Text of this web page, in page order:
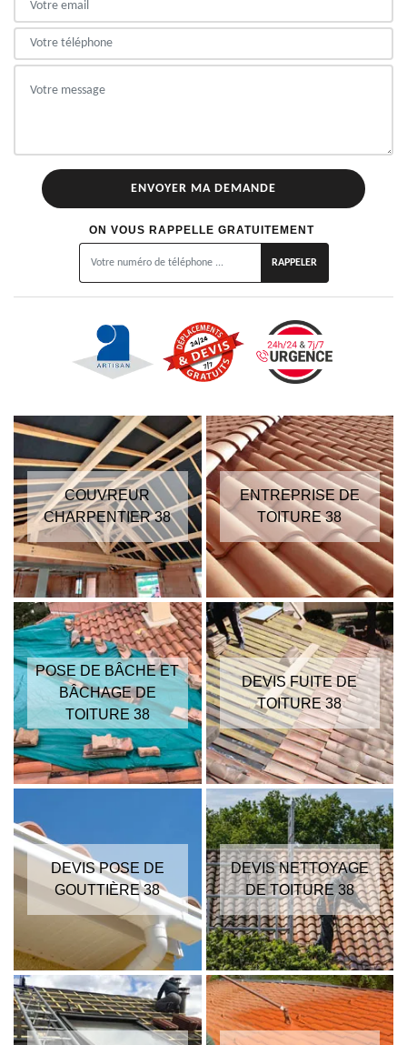
ON VOUS RAPPELLE GRATUITEMENT
COUVREUR
CHARPENTIER 38
ENTREPRISE DE
TOITURE 38
POSE DE BÂCHE ET
BÂCHAGE DE
TOITURE 38
DEVIS FUITE DE
TOITURE 38
DEVIS POSE DE
GOUTTIÈRE 38
DEVIS NETTOYAGE
DE TOITURE 38